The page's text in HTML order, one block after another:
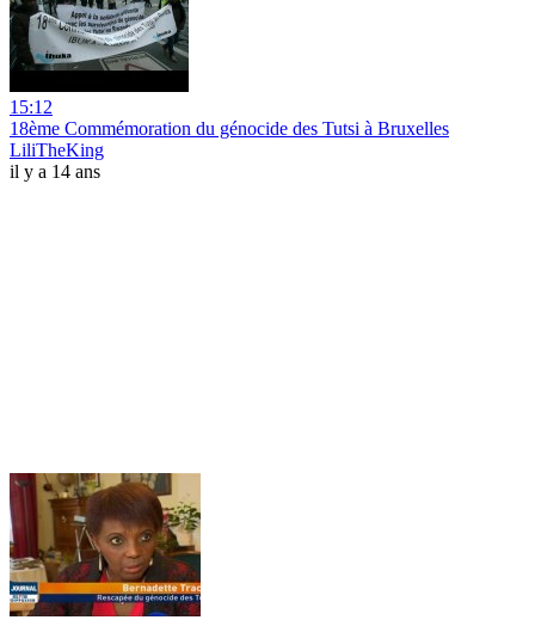
15:12
18ème Commémoration du génocide des Tutsi à Bruxelles
LiliTheKing
il y a 14 ans